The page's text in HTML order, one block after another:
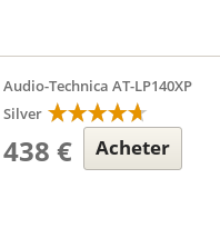
Audio-Technica AT-LP140XP
Silver
438 € Acheter